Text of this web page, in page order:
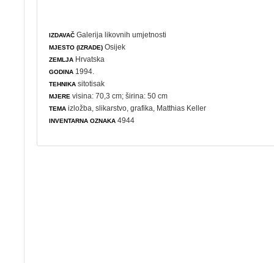
IZDAVAČ Galerija likovnih umjetnosti
MJESTO (IZRADE) Osijek
ZEMLJA Hrvatska
GODINA 1994.
TEHNIKA sitotisak
MJERE visina: 70,3 cm; širina: 50 cm
TEMA izložba ,slikarstvo ,grafika , Matthias Keller
INVENTARNA OZNAKA 4944